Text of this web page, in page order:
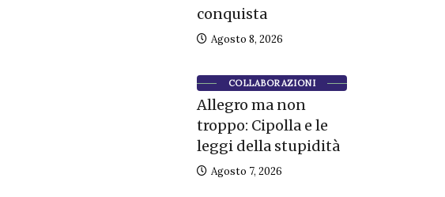
conquista
Agosto 8, 2026
COLLABORAZIONI
Allegro ma non
troppo: Cipolla e le
leggi della stupidità
Agosto 7, 2026